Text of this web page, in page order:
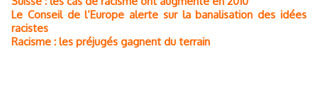
Le Conseil de l’Europe alerte sur la banalisation des idées
racistes
Racisme : les préjugés gagnent du terrain